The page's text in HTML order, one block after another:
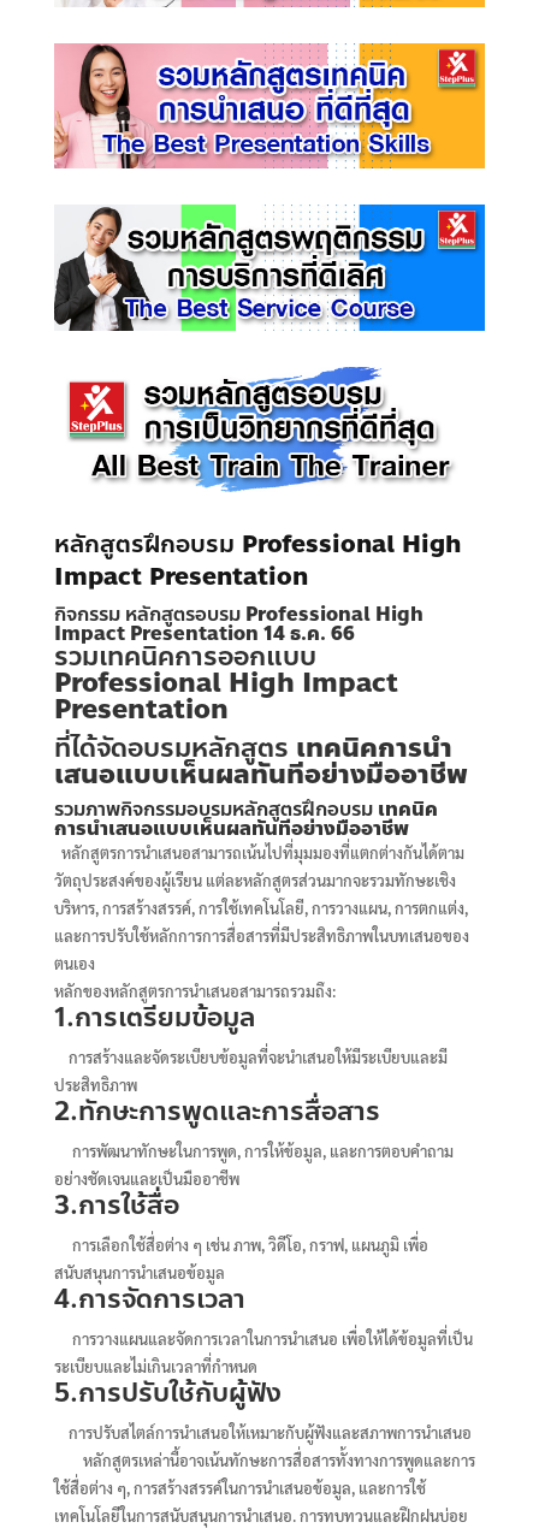
หลักสูตรฝึกอบรม Professional High
Impact Presentation
กิจกรรม หลักสูตรอบรม Professional High
Impact Presentation 14 ธ.ค. 66
รวมเทคนิคการออกแบบ
Professional High Impact
Presentation
ที่ได้จัดอบรมหลักสูตร เทคนิคการนำ
เสนอแบบเห็นผลทันทีอย่างมืออาชีพ
รวมภาพกิจกรรมอบรมหลักสูตรฝึกอบรม เทคนิค
การนำเสนอแบบเห็นผลทันทีอย่างมืออาชีพ
หลักสูตรการนำเสนอสามารถเน้นไปที่มุมมองที่แตกต่างกันได้ตาม
วัตถุประสงค์ของผู้เรียน แต่ละหลักสูตรส่วนมากจะรวมทักษะเชิง
บริหาร, การสร้างสรรค์, การใช้เทคโนโลยี, การวางแผน, การตกแต่ง,
และการปรับใช้หลักการการสื่อสารที่มีประสิทธิภาพในบทเสนอของ
ตนเอง
หลักของหลักสูตรการนำเสนอสามารถรวมถึง:
1.การเตรียมข้อมูล
การสร้างและจัดระเบียบข้อมูลที่จะนำเสนอให้มีระเบียบและมี
ประสิทธิภาพ
2.ทักษะการพูดและการสื่อสาร
การพัฒนาทักษะในการพูด, การให้ข้อมูล, และการตอบคำถาม
อย่างชัดเจนและเป็นมืออาชีพ
3.การใช้สื่อ
การเลือกใช้สื่อต่าง ๆ เช่น ภาพ, วิดีโอ, กราฟ, แผนภูมิ เพื่อ
สนับสนุนการนำเสนอข้อมูล
4.การจัดการเวลา
การวางแผนและจัดการเวลาในการนำเสนอ เพื่อให้ได้ข้อมูลที่เป็น
ระเบียบและไม่เกินเวลาที่กำหนด
5.การปรับใช้กับผู้ฟัง
การปรับสไตล์การนำเสนอให้เหมาะกับผู้ฟังและสภาพการนำเสนอ
หลักสูตรเหล่านี้อาจเน้นทักษะการสื่อสารทั้งทางการพูดและการ
ใช้สื่อต่าง ๆ, การสร้างสรรค์ในการนำเสนอข้อมูล, และการใช้
เทคโนโลยีในการสนับสนุนการนำเสนอ. การทบทวนและฝึกฝนบ่อย